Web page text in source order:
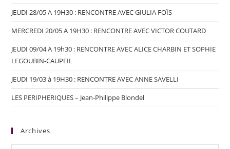
JEUDI 28/05 A 19H30 : RENCONTRE AVEC GIULIA FOÏS
MERCREDI 20/05 A 19H30 : RENCONTRE AVEC VICTOR COUTARD
JEUDI 09/04 A 19h30 : RENCONTRE AVEC ALICE CHARBIN ET SOPHIE
LEGOUBIN-CAUPEIL
JEUDI 19/03 à 19H30 : RENCONTRE AVEC ANNE SAVELLI
LES PERIPHERIQUES – Jean-Philippe Blondel
Archives